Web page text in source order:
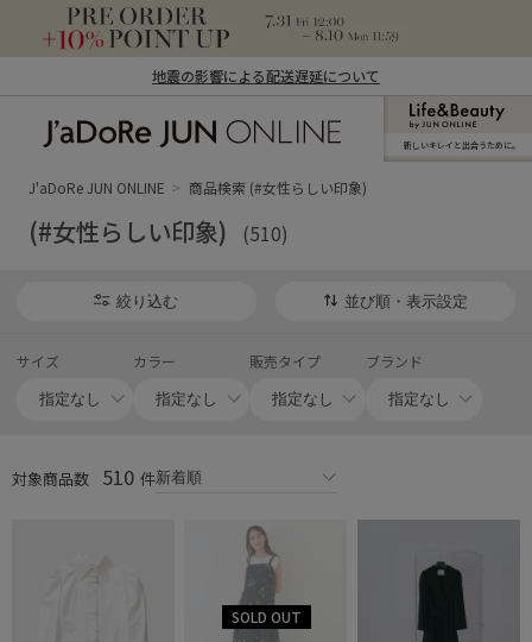
地震の影響による配送遅延について
ン オンライン）
新しいキレイと出合うために。
J'aDoRe JUN ONLINE 商品検索 (#女性らしい印象)
(#女性らしい印象) (510)
絞り込む 並び順・表示設定
サイズ カラー 販売タイプ ブランド
対象商品数 510 件